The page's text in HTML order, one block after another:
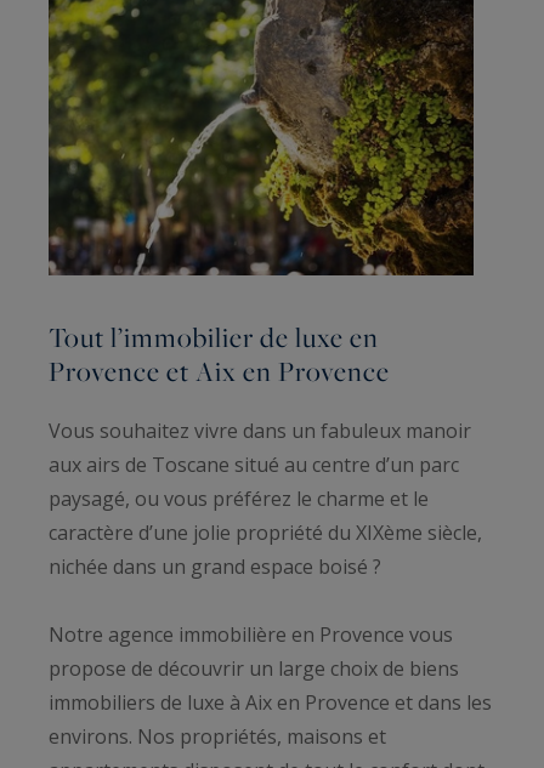
Tout l’immobilier de luxe en
Provence et Aix en Provence
Vous souhaitez vivre dans un fabuleux manoir
aux airs de Toscane situé au centre d’un parc
paysagé, ou vous préférez le charme et le
caractère d’une jolie propriété du XIXème siècle,
nichée dans un grand espace boisé ?
Notre agence immobilière en Provence vous
propose de découvrir un large choix de biens
immobiliers de luxe à Aix en Provence et dans les
environs. Nos propriétés, maisons et